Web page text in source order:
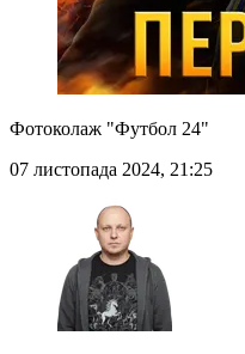
Фотоколаж "Футбол 24"
07 листопада 2024, 21:25